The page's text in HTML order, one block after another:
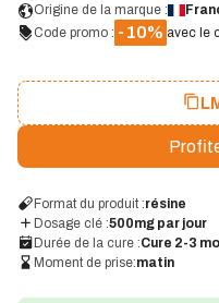
Origine de la marque :
Code promo : -10% avec le
Format du produit :résine
Dosage clé :500mg par jour
Durée de la cure :Cure 2-3
Moment de prise:matin